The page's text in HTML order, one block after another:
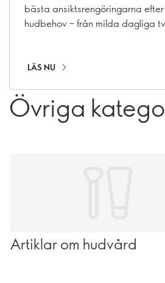
bästa ansiktsrengöringarna
hudbehov – från milda dagliga
LÄS NU
Övriga
Artiklar om hudvård